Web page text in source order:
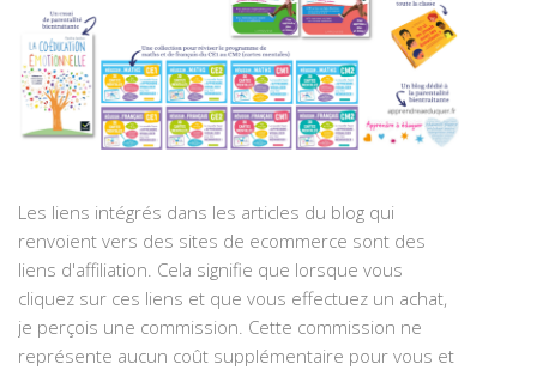
Les liens intégrés dans les articles du blog qui
renvoient vers des sites de ecommerce sont des
liens d'affiliation. Cela signifie que lorsque vous
cliquez sur ces liens et que vous effectuez un achat,
je perçois une commission. Cette commission ne
représente aucun coût supplémentaire pour vous et